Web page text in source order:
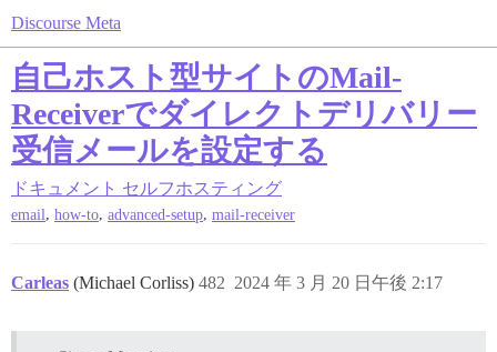
Discourse Meta
自己ホスト型サイトのMail-
Receiverでダイレクトデリバリー
受信メールを設定する
ドキュメント セルフホスティング
email, how-to, advanced-setup, mail-receiver
Carleas (Michael Corliss) 2024 年 3 月 20 日午後 2:17
482